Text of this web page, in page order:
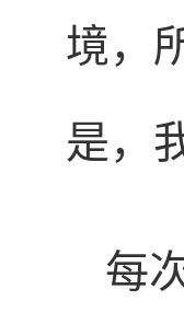
境，
是，
每